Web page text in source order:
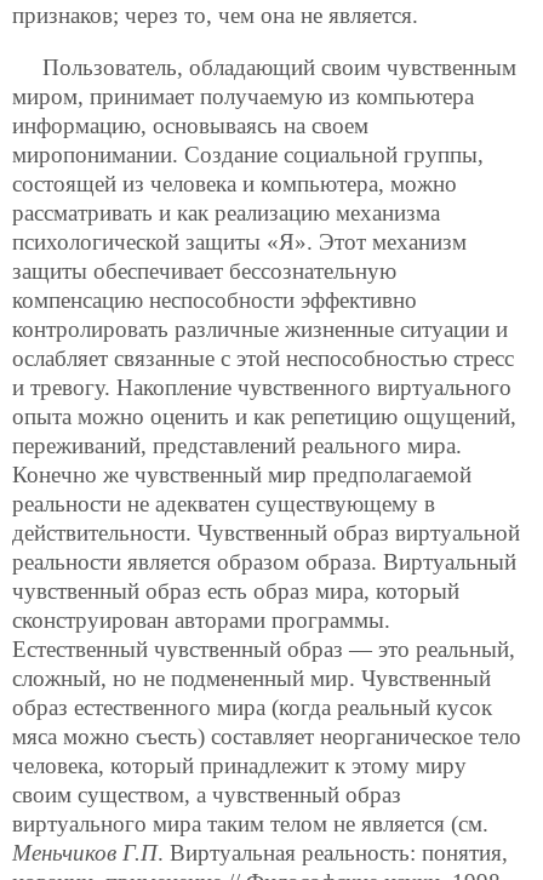
признаков; через то, чем она не является.
Пользователь, обладающий своим чувственным
миром, принимает получаемую из компьютера
информацию, основываясь на своем
миропонимании. Создание социальной группы,
состоящей из человека и компьютера, можно
рассматривать и как реализацию механизма
психологической защиты «Я». Этот механизм
защиты обеспечивает бессознательную
компенсацию неспособности эффективно
контролировать различные жизненные ситуации и
ослабляет связанные с этой неспособностью стресс
и тревогу. Накопление чувственного виртуального
опыта можно оценить и как репетицию ощущений,
переживаний, представлений реального мира.
Конечно же чувственный мир предполагаемой
реальности не адекватен существующему в
действительности. Чувственный образ виртуальной
реальности является образом образа. Виртуальный
чувственный образ есть образ мира, который
сконструирован авторами программы.
Естественный чувственный образ — это реальный,
сложный, но не подмененный мир. Чувственный
образ естественного мира (когда реальный кусок
мяса можно съесть) составляет неорганическое тело
человека, который принадлежит к этому миру
своим существом, а чувственный образ
виртуального мира таким телом не является (см.
Меньчиков Г.П. Виртуальная реальность: понятия,